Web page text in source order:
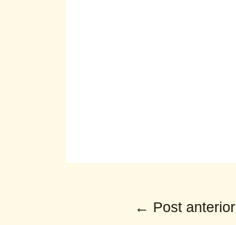
← Post anterior